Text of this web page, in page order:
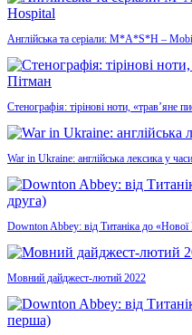
Англійська та серіали: M*A*S*H –
Стенографія: тірінові ноти, «трав’яне
War in Ukraine: англійська лексика у
Downton Abbey: від Титаніка до «Нової
Мовний дайджест-лютий 2022